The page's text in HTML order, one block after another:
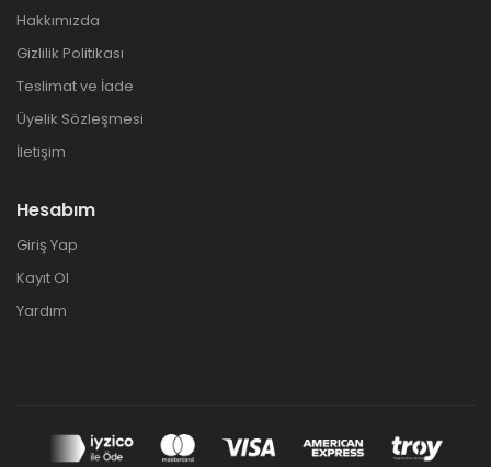
Hakkımızda
Gizlilik Politikası
Teslimat ve İade
Üyelik Sözleşmesi
İletişim
Hesabım
Giriş Yap
Kayıt Ol
Yardım